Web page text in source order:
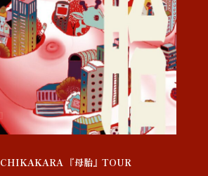
『母胎』TOUR